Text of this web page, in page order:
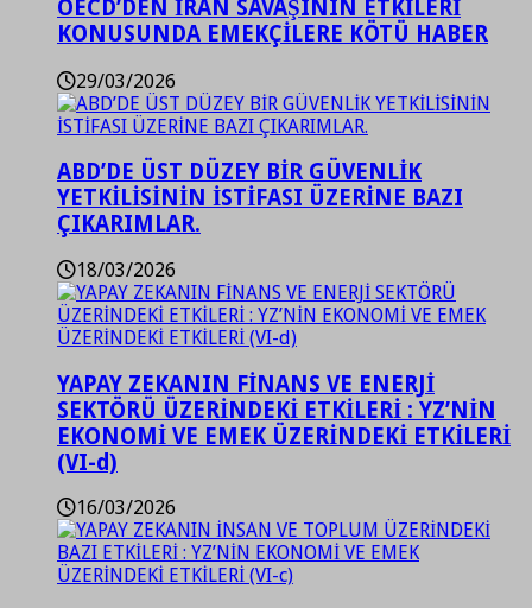
OECD’DEN İRAN SAVAŞININ ETKİLERİ
KONUSUNDA EMEKÇİLERE KÖTÜ HABER
29/03/2026
ABD’DE ÜST DÜZEY BİR GÜVENLİK
YETKİLİSİNİN İSTİFASI ÜZERİNE BAZI
ÇIKARIMLAR.
18/03/2026
YAPAY ZEKANIN FİNANS VE ENERJİ
SEKTÖRÜ ÜZERİNDEKİ ETKİLERİ : YZ’NİN
EKONOMİ VE EMEK ÜZERİNDEKİ ETKİLERİ
(VI-d)
16/03/2026